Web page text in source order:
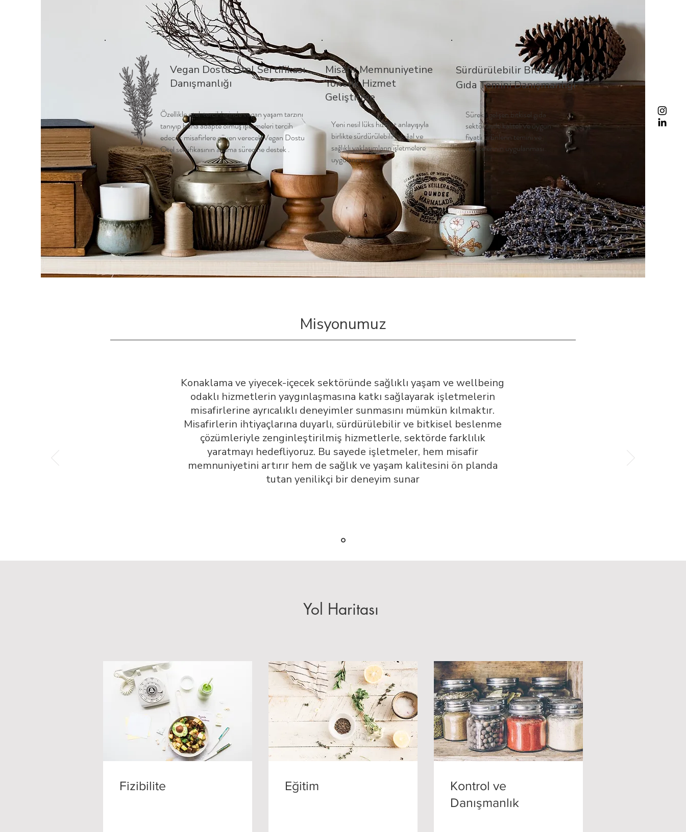
Vegan Dostu Otel Sertifikası
Danışmanlığı
Özellikle otel tercihlerinde vegan yaşam tarzını
tanıyıp buna adapte olmuş işletmeleri tercih
edecek misafirlere güven verecek Vegan Dostu
Otel sertifikasının alınma sürecine destek .
Misafir Memnuniyetine
Yönelik Hizmet
Geliştirme
Yeni nesil lüks hizmet anlayışıyla
birlikte sürdürülebilir, doğal ve
sağlıklı yaklaşımların işletmelere
uygulanması.
Sürdürülebilir Bitkisel
Gıda Temini Danışmanlığı
Sürekli gelişen bitkisel gıda
sektöründe kaliteli ve uygun
fiyatlı ürünlerin temini ve
reçetelerinin uygulanması.
Misyonumuz
Konaklama ve yiyecek-içecek sektöründe sağlıklı yaşam ve wellbeing
odaklı hizmetlerin yaygınlaşmasına katkı sağlayarak işletmelerin
misafirlerine ayrıcalıklı deneyimler sunmasını mümkün kılmaktır.
Misafirlerin ihtiyaçlarına duyarlı, sürdürülebilir ve bitkisel beslenme
çözümleriyle zenginleştirilmiş hizmetlerle, sektörde farklılık
yaratmayı hedefliyoruz. Bu sayede işletmeler, hem misafir
memnuniyetini artırır hem de sağlık ve yaşam kalitesini ön planda
tutan yenilikçi bir deneyim sunar
Yol Haritası
Fizibilite Eğitim
Kontrol ve
Danışmanlık